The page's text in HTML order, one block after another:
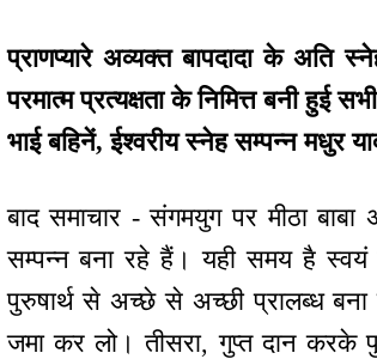
प्राणप्यारे अव्यक्त बापदादा के अति
परमात्म प्रत्यक्षता के निमित्त बनी हुई
भाई बहिनें, ईश्वरीय स्नेह सम्पन्न मधुर
बाद समाचार - संगमयुग पर मीठा
सम्पन्न बना रहे हैं। यही समय है
पुरुषार्थ से अच्छे से अच्छी प्रालब्ध
जमा कर लो। तीसरा, गुप्त दान